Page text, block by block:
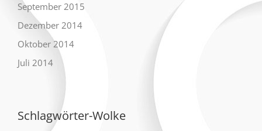
September 2015
Dezember 2014
Oktober 2014
Juli 2014
Schlagwörter-Wolke